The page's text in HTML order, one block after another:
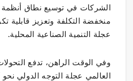
الشركات في توسيع نطاق أنظمة
منخفضة التكلفة وتعزيز قابلية
عجلة التنمية الصناعية المحلية.
وفي الوقت الراهن، تدفع
العالمي عجلة التوجه الدولي